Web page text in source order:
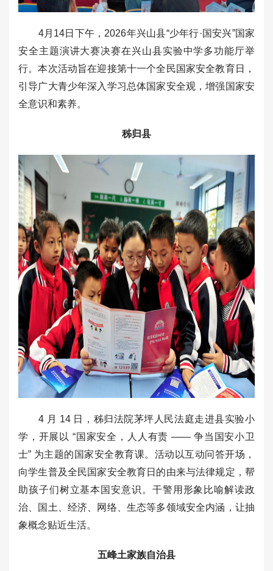
4月14日下午，2026年兴山县“少年行·国安兴”国家
安全主题演讲大赛决赛在兴山县实验中学多功能厅举
行。本次活动旨在迎接第十一个全民国家安全教育日，
引导广大青少年深入学习总体国家安全观，增强国家安
全意识和素养。
秭归县
4 月 14 日，秭归法院茅坪人民法庭走进县实验小
学，开展以 “国家安全，人人有责 —— 争当国安小卫
士” 为主题的国家安全教育课。活动以互动问答开场，
向学生普及全民国家安全教育日的由来与法律规定，帮
助孩子们树立基本国安意识。干警用形象比喻解读政
治、国土、经济、网络、生态等多领域安全内涵，让抽
象概念贴近生活。
五峰土家族自治县